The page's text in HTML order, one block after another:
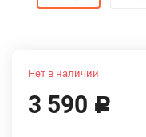
Нет в наличии
3 590 Р